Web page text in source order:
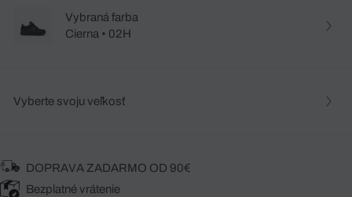
Vybraná farba
Cierna • 02H
Vyberte svoju veľkosť
DOPRAVA ZADARMO OD 90€
Bezplatné vrátenie